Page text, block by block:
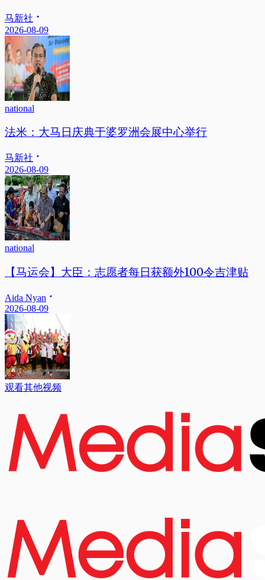
马新社
2026-08-09
national
法米：大马日庆典于婆罗洲会展中心举行
马新社
2026-08-09
national
【马运会】大臣：志愿者每日获额外100令吉津贴
Aida Nyan
2026-08-09
观看其他视频